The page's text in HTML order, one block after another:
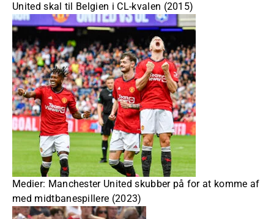
United skal til Belgien i CL-kvalen (2015)
Medier: Manchester United skubber på for at komme af
med midtbanespillere (2023)